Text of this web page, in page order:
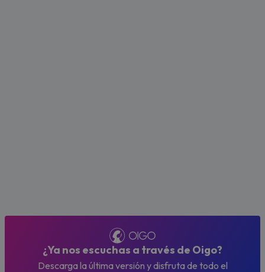
¿Ya nos escuchas a través de Oigo?
Descarga la última versión y disfruta de todo el